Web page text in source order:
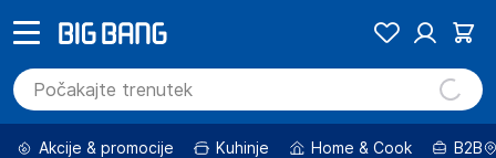
Akcije & promocije Kuhinje Home & Cook B2B